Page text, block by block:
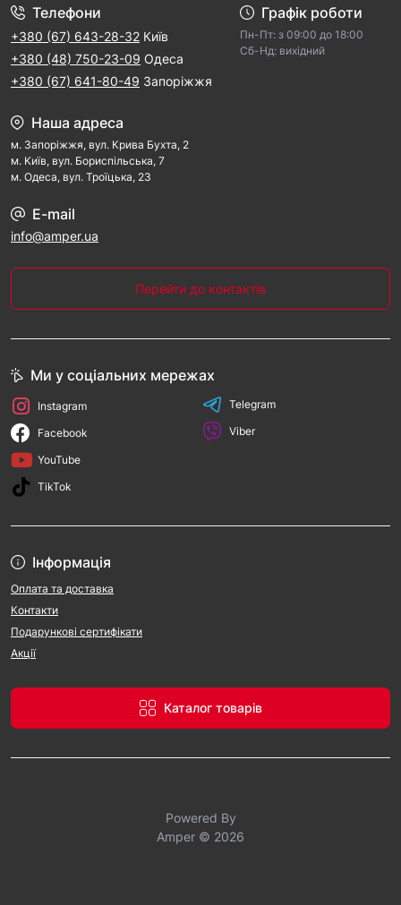
Телефони
+380 (67) 643-28-32 Київ
+380 (48) 750-23-09 Одеса
+380 (67) 641-80-49 Запоріжжя
Графік роботи
Пн-Пт: з 09:00 дo 18:00
Cб-Hд: виxідний
Наша адреса
м. Запорiжжя, вул. Крива Бухта, 2
м. Kиїв, вул. Бориспільська, 7
м. Одеса, вул. Троїцька, 23
E-mail
info@amper.ua
Перейти до контактів
Інформація
Оплата та доставка
Контакти
Подарункові сертифікати
Акції
Каталог товарів
Ми у соціальних мережах
Instagram
Facebook
YouTube
TikTok
Telegram
Viber
Powered By
Amper © 2026